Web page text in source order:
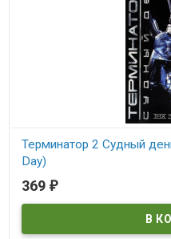
Терминатор 2 Судный
Day)
В наличии
Terminator 2: Judgement Day
369 ₽